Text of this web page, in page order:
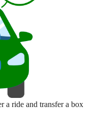
a ride and transfer a box